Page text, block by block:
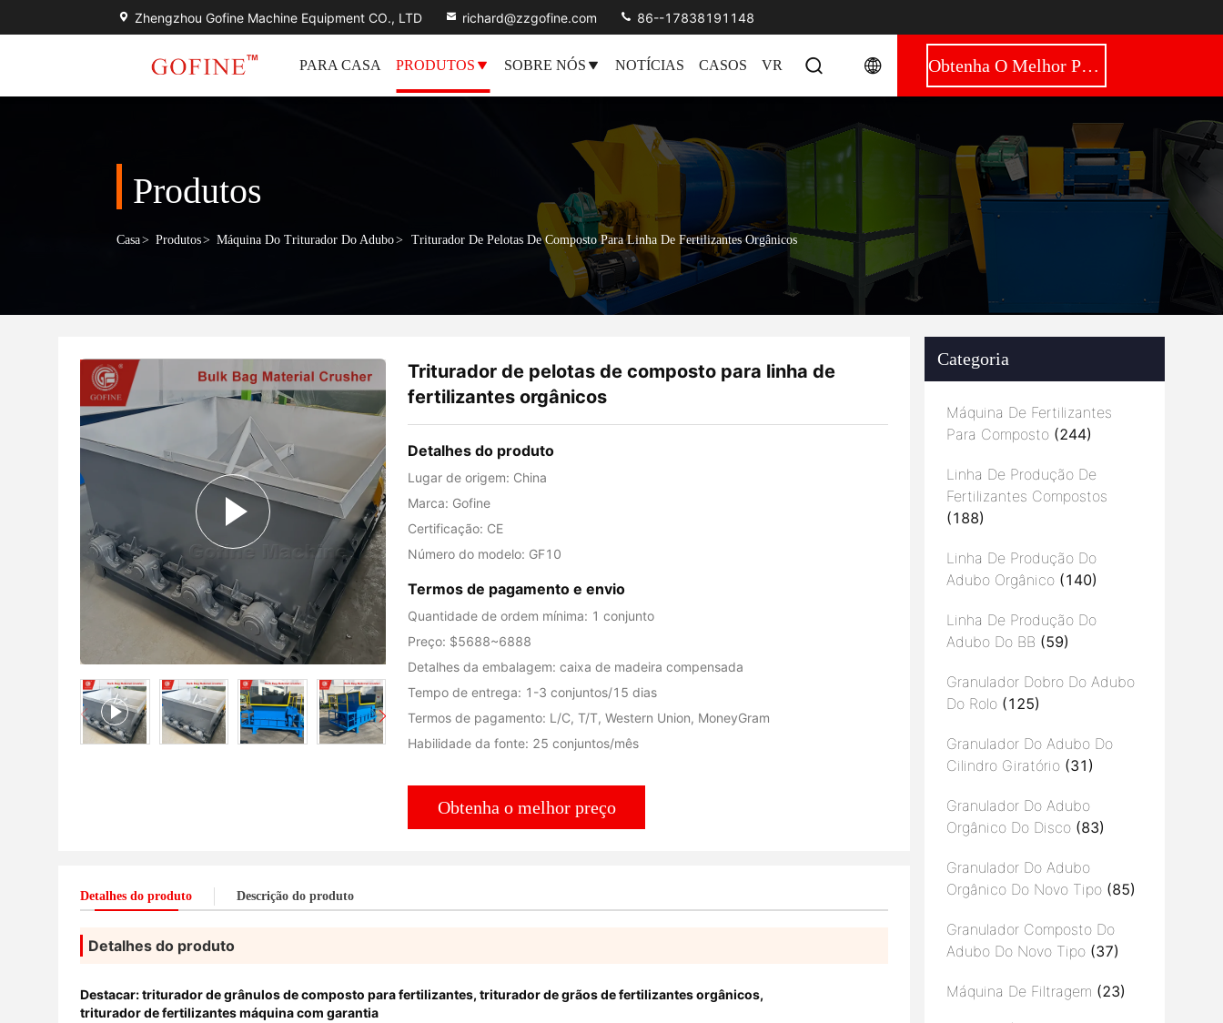
Zhengzhou Gofine Machine Equipment CO., LTD richard@zzgofine.com 86--17838191148
PARA CASA PRODUTOS SOBRE NÓS NOTÍCIAS CASOS VR Obtenha O Melhor Preço
Produtos
Casa> Produtos> Máquina Do Triturador Do Adubo> Triturador De Pelotas De Composto Para Linha De Fertilizantes Orgânicos
Triturador de pelotas de composto para linha de
fertilizantes orgânicos
Detalhes do produto
Lugar de origem: China
Marca: Gofine
Certificação: CE
Número do modelo: GF10
Termos de pagamento e envio
Quantidade de ordem mínima: 1 conjunto
Preço: $5688~6888
Detalhes da embalagem: caixa de madeira compensada
Tempo de entrega: 1-3 conjuntos/15 dias
Termos de pagamento: L/C, T/T, Western Union, MoneyGram
Habilidade da fonte: 25 conjuntos/mês
Obtenha o melhor preço
Detalhes do produto Descrição do produto
Detalhes do produto
Destacar:triturador de grânulos de composto para fertilizantes, triturador de grãos de fertilizantes orgânicos,
triturador de fertilizantes máquina com garantia
Categoria
Máquina De Fertilizantes
Para Composto (244)
Linha De Produção De
Fertilizantes Compostos
(188)
Linha De Produção Do
Adubo Orgânico (140)
Linha De Produção Do
Adubo Do BB (59)
Granulador Dobro Do Adubo
Do Rolo (125)
Granulador Do Adubo Do
Cilindro Giratório (31)
Granulador Do Adubo
Orgânico Do Disco (83)
Granulador Do Adubo
Orgânico Do Novo Tipo (85)
Granulador Composto Do
Adubo Do Novo Tipo (37)
Máquina De Filtragem (23)